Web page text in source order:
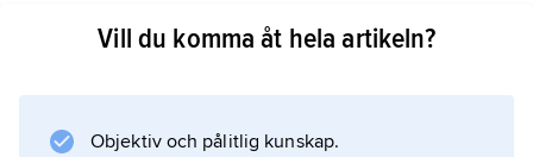
Vill du komma åt hela artikeln?
Objektiv och pålitlig kunskap.